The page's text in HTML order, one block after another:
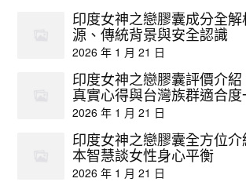
印度女神之戀膠囊成分全
源、傳統背景與安全認識
2026 年 1 月 21 日
印度女神之戀膠囊評價介紹
真實心得與台灣族群適合度
2026 年 1 月 21 日
印度女神之戀膠囊全方位
本智慧談女性身心平衡
2026 年 1 月 21 日